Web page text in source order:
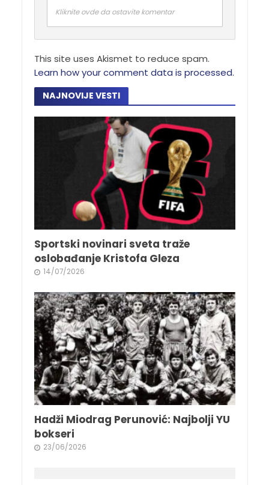
Kliknite ovde da ostavite komentar
This site uses Akismet to reduce spam.
Learn how your comment data is processed.
NAJNOVIJE VESTI
Sportski novinari sveta traže
oslobađanje Kristofa Gleza
14/07/2026
Hadži Miodrag Perunović: Najbolji YU
bokseri
23/06/2026